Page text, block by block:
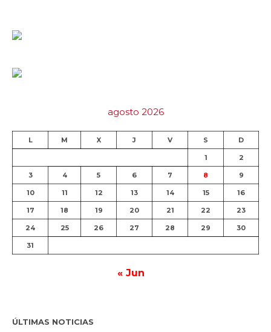
agosto 2026
L M X J V S D
1 2
3 4 5 6 7 8 9
10 11 12 13 14 15 16
17 18 19 20 21 22 23
24 25 26 27 28 29 30
31
« Jun
ÚLTIMAS NOTICIAS